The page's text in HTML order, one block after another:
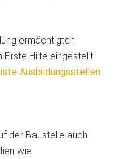
ermächtigten
Erste Hilfe eingestellt
Ausbildungsstellen
der Baustelle auch
wie